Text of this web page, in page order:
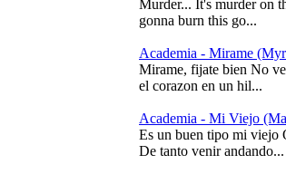
Murder... It's murder on
gonna burn this go...
Academia - Mirame
Mirame, fijate bien No
el corazon en un hil...
Academia - Mi Viejo
Es un buen tipo mi viejo
De tanto venir andando...